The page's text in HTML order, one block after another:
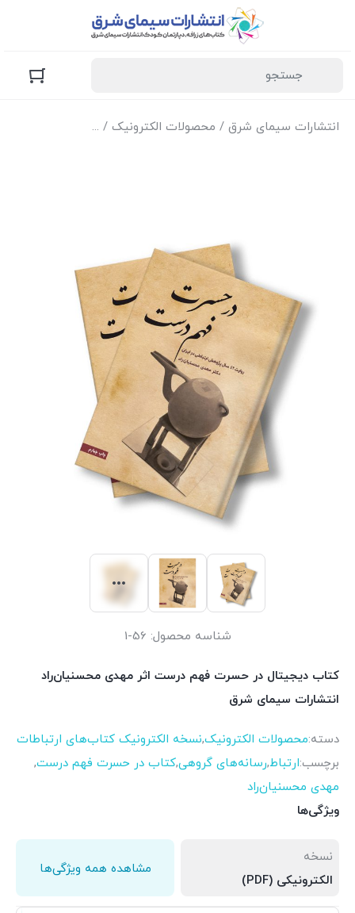
انتشارات سیمای شرق / محصولات الکترونیک / نسخه الکترونیک
شناسه محصول: 56-1
کتاب دیجیتال در حسرت فهم درست اثر مهدی محسنیان‌راد
انتشارات سیمای شرق
دسته:محصولات الکترونیک,نسخه الکترونیک کتاب‌های ارتباطات
برچسب:ارتباط,رسانه‌های گروهی,کتاب در حسرت فهم درست,
مهدی محسنیان‌راد
ویژگی‌ها
نسخه
الکترونیکی (PDF)
مشاهده همه ویژگی‌ها